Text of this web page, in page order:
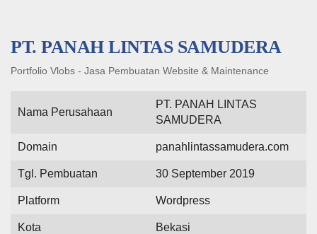
PT. PANAH LINTAS SAMUDERA
Portfolio Vlobs - Jasa Pembuatan Website & Maintenance
Nama Perusahaan
PT. PANAH LINTAS
SAMUDERA
Domain panahlintassamudera.com
Tgl. Pembuatan 30 September 2019
Platform Wordpress
Kota Bekasi